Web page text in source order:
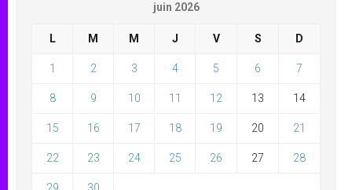
juin 2026
L M M J V S D
1 2 3 4 5 6 7
8 9 10 11 12 13 14
15 16 17 18 19 20 21
22 23 24 25 26 27 28